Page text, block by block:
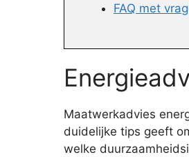
FAQ met
Maatwerkadvies
duidelijke tips geeft
welke